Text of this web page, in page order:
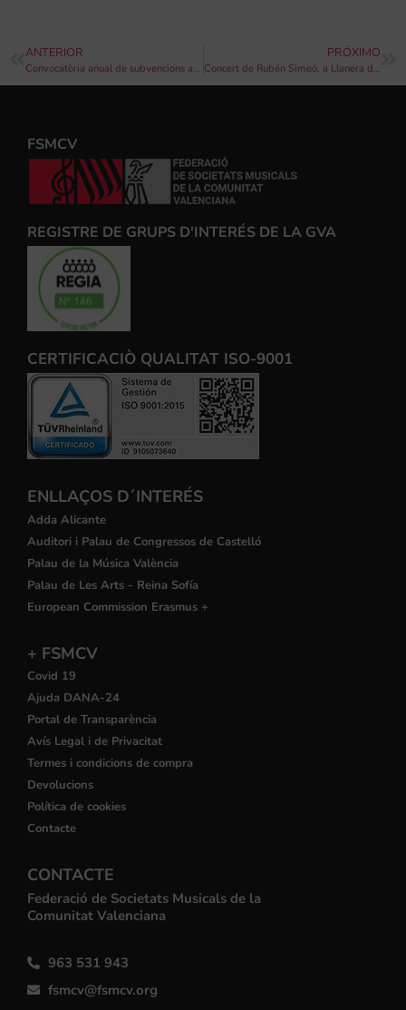
ANTERIOR
Convocatòria anual de subvencions a entitats culturals – Tavernes Blanques
PRÓXIMO
Concert de Rubén Simeó, a Llanera de Ranes.
FSMCV
REGISTRE DE GRUPS D'INTERÉS DE LA GVA
CERTIFICACIÒ QUALITAT ISO-9001
ENLLAÇOS D´INTERÉS
Adda Alicante
Auditori i Palau de Congressos de Castelló
Palau de la Música València
Palau de Les Arts - Reina Sofía
European Commission Erasmus +
+ FSMCV
Covid 19
Ajuda DANA-24
Portal de Transparència
Avís Legal i de Privacitat
Termes i condicions de compra
Devolucions
Política de cookies
Contacte
CONTACTE
Federació de Societats Musicals de la
Comunitat Valenciana
963 531 943
fsmcv@fsmcv.org